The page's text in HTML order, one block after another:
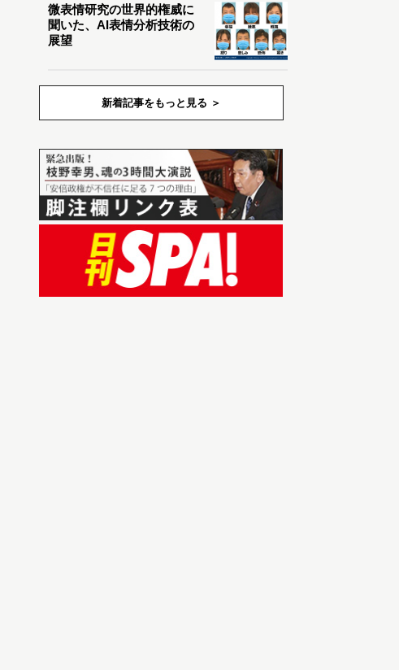
微表情研究の世界的権威に
聞いた、AI表情分析技術の
展望
新着記事をもっと見る